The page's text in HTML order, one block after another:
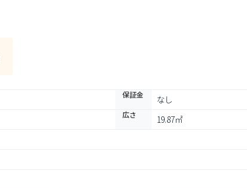
保証金 なし
広さ 19.87㎡